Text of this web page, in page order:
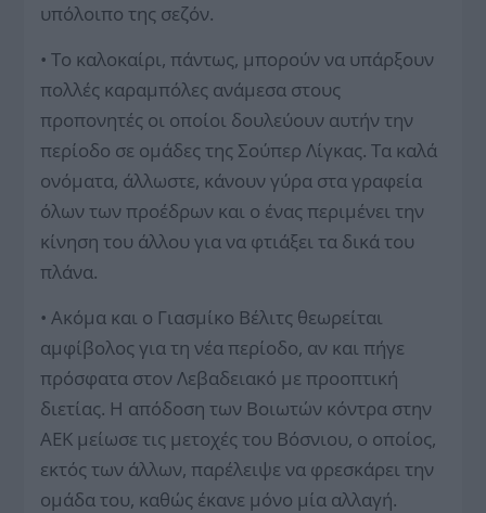
υπόλοιπο της σεζόν.
• Το καλοκαίρι, πάντως, μπορούν να υπάρξουν
πολλές καραμπόλες ανάμεσα στους
προπονητές οι οποίοι δουλεύουν αυτήν την
περίοδο σε ομάδες της Σούπερ Λίγκας. Τα καλά
ονόματα, άλλωστε, κάνουν γύρα στα γραφεία
όλων των προέδρων και ο ένας περιμένει την
κίνηση του άλλου για να φτιάξει τα δικά του
πλάνα.
• Ακόμα και ο Γιασμίκο Βέλιτς θεωρείται
αμφίβολος για τη νέα περίοδο, αν και πήγε
πρόσφατα στον Λεβαδειακό με προοπτική
διετίας. Η απόδοση των Βοιωτών κόντρα στην
ΑΕΚ μείωσε τις μετοχές του Βόσνιου, ο οποίος,
εκτός των άλλων, παρέλειψε να φρεσκάρει την
ομάδα του, καθώς έκανε μόνο μία αλλαγή.